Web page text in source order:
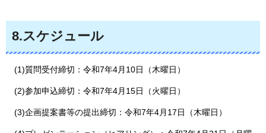
8.スケジュール
(1)質問受付締切：令和7年4月10日（木曜日）
(2)参加申込締切：令和7年4月15日（火曜日）
(3)企画提案書等の提出締切：令和7年4月17日（木曜日）